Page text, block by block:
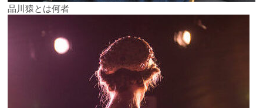
品川猿とは何者